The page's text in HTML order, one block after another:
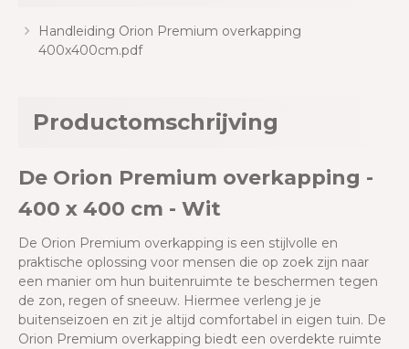
Handleiding Orion Premium overkapping
400x400cm.pdf
Productomschrijving
De Orion Premium overkapping -
400 x 400 cm - Wit
De Orion Premium overkapping is een stijlvolle en
praktische oplossing voor mensen die op zoek zijn naar
een manier om hun buitenruimte te beschermen tegen
de zon, regen of sneeuw. Hiermee verleng je je
buitenseizoen en zit je altijd comfortabel in eigen tuin. De
Orion Premium overkapping biedt een overdekte ruimte